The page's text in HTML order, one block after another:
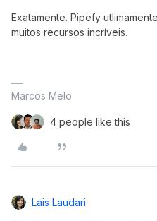
Exatamente. Pipefy
muitos recursos incríveis.
Marcos Melo
4 people like this
Lais Laudari